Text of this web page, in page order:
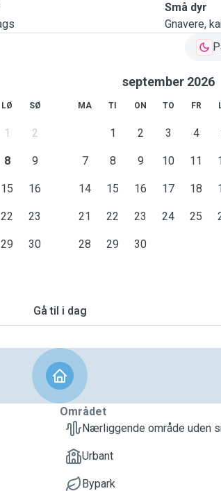
Små dyr
Gnavere,
LØ SØ
1 2
8 9
15 16
22 23
29 30
september 2026
MA TI ON TO FR
1 2 3 4
7 8 9 10 11
14 15 16 17 18
21 22 23 24 25
28 29 30
Gå til i dag
Området
Nærliggende område uden
Urbant
Bypark